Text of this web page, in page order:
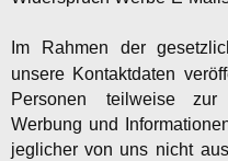
Im Rahmen der
unsere Kontaktdaten
Personen
teilweise zur
Werbung und
jeglicher von uns nicht